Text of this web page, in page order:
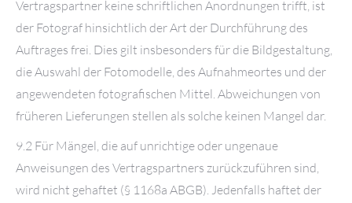
Vertragspartner keine schriftlichen Anordnungen trifft, ist
der Fotograf hinsichtlich der Art der Durchführung des
Auftrages frei. Dies gilt insbesonders für die Bildgestaltung,
die Auswahl der Fotomodelle, des Aufnahmeortes und der
angewendeten fotografischen Mittel. Abweichungen von
früheren Lieferungen stellen als solche keinen Mangel dar.
9.2 Für Mängel, die auf unrichtige oder ungenaue
Anweisungen des Vertragspartners zurückzuführen sind,
wird nicht gehaftet (§ 1168a ABGB). Jedenfalls haftet der